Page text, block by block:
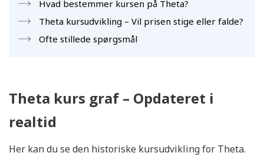
Hvad bestemmer kursen på Theta?
Theta kursudvikling – Vil prisen stige eller falde?
Ofte stillede spørgsmål
Theta kurs graf – Opdateret i
realtid
Her kan du se den historiske kursudvikling for Theta.